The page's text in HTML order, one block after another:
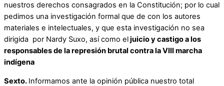
nuestros derechos consagrados en la Constitución; por lo cual
pedimos una investigación formal que de con los autores
materiales e intelectuales, y que esta investigación no sea
dirigida por Nardy Suxo, así como eljuicio y castigo a los
responsables de la represión brutal contra la VIII marcha
indígena
Sexto. Informamos ante la opinión pública nuestro total